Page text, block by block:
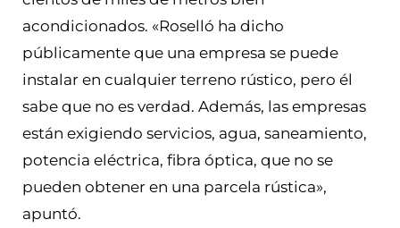
acondicionados. «Roselló ha dicho
públicamente que una empresa se puede
instalar en cualquier terreno rústico, pero él
sabe que no es verdad. Además, las empresas
están exigiendo servicios, agua, saneamiento,
potencia eléctrica, fibra óptica, que no se
pueden obtener en una parcela rústica»,
apuntó.